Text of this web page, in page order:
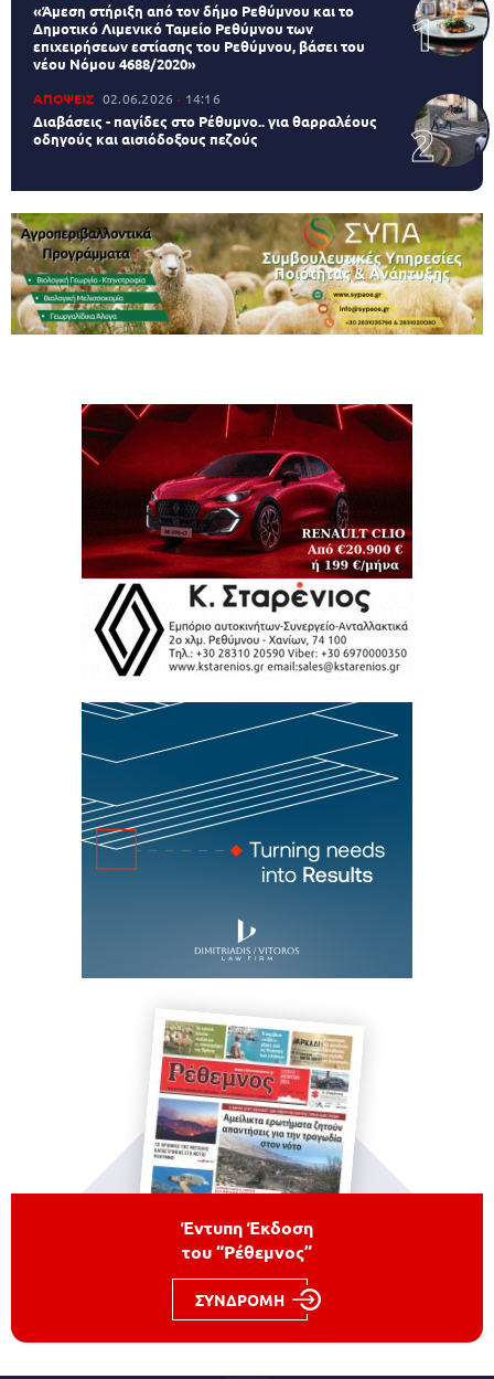
«Άμεση στήριξη από τον δήμο Ρεθύμνου και το
Δημοτικό Λιμενικό Ταμείο Ρεθύμνου των
επιχειρήσεων εστίασης του Ρεθύμνου, βάσει του
νέου Νόμου 4688/2020»
ΑΠΟΨΕΙΣ 02.06.2026 14:16
Διαβάσεις - παγίδες στο Ρέθυμνο.. για θαρραλέους
οδηγούς και αισιόδοξους πεζούς
Έντυπη Έκδοση
του “Ρέθεμνος”
ΣΥΝΔΡΟΜΗ